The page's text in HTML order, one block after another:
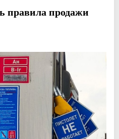
правила продажи